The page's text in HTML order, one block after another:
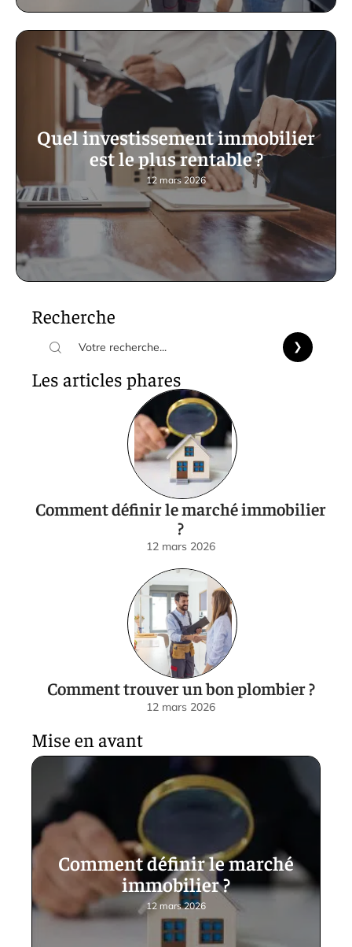
Quel investissement immobilier
est le plus rentable ?
12 mars 2026
Recherche
Les articles phares
Comment définir le marché immobilier
?
12 mars 2026
Comment trouver un bon plombier ?
12 mars 2026
Mise en avant
Comment définir le marché
immobilier ?
12 mars 2026